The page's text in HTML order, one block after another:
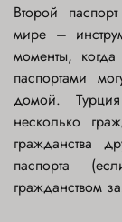
Второй
мире –
моменты,
паспортами
домой.
несколько
гражданства
паспорта
гражданством